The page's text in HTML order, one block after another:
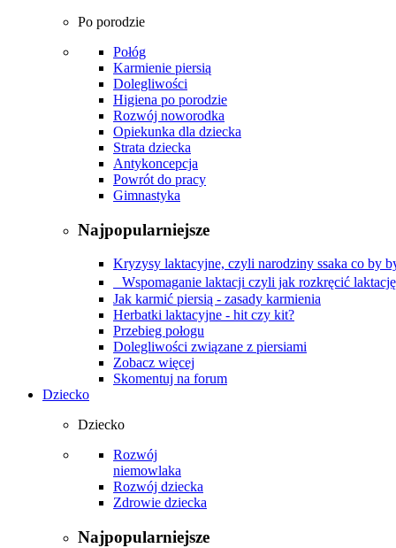
Po porodzie
Połóg
Karmienie piersią
Dolegliwości
Higiena po porodzie
Rozwój noworodka
Opiekunka dla dziecka
Strata dziecka
Antykoncepcja
Powrót do pracy
Gimnastyka
Najpopularniejsze
Kryzysy laktacyjne, czyli narodziny ssaka co by
Wspomaganie laktacji czyli jak rozkręcić
Jak karmić piersią - zasady karmienia
Herbatki laktacyjne - hit czy kit?
Przebieg połogu
Dolegliwości związane z piersiami
Zobacz więcej
Skomentuj na forum
Dziecko
Dziecko
Rozwój
niemowlaka
Rozwój dziecka
Zdrowie dziecka
Najpopularniejsze